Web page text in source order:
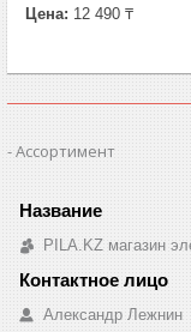
Цена: 12 490 ₸
Ассортимент
PILA.KZ магазин
Александр Лежнин